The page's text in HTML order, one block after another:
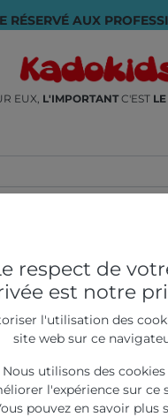
RÉSERVÉ AUX
EUX, L'IMPORTANTC'EST
et Activités 8
respect de
est notre
l'utilisation des
site web sur ce
Nous utilisons des
l'expérience sur ce
pouvez en savoir plus